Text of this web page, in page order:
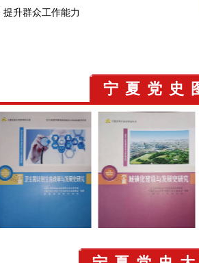
升群众工作能力
宁夏党史